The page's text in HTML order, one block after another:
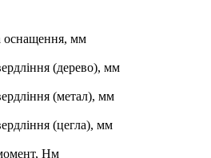
оснащення, мм
(дерево), мм
(метал), мм
(цегла), мм
Нм